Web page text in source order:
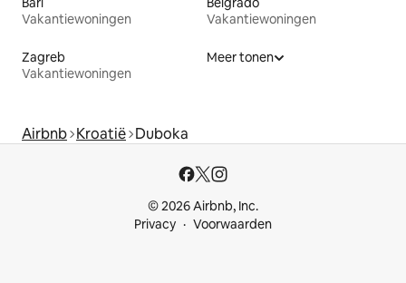
Vakantiewoningen
Vakantiewoningen
Zagreb
Vakantiewoningen
Meer tonen
Airbnb Kroatië Duboka
© 2026 Airbnb, Inc.
Privacy
Voorwaarden